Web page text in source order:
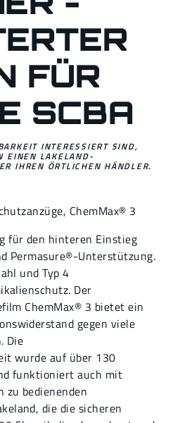
FÜR
SCBA
INTERESSIERT SIND,
EINEN LAKELAND-
IHREN ÖRTLICHEN HÄNDLER.
, ChemMax® 3
für den hinteren Einstieg
Permasure®-Unterstützung.
und Typ 4
Der
ChemMax® 3 bietet ein
gegen viele
Die
wurde auf über 130
funktioniert auch mit
zu bedienenden
die die sicheren